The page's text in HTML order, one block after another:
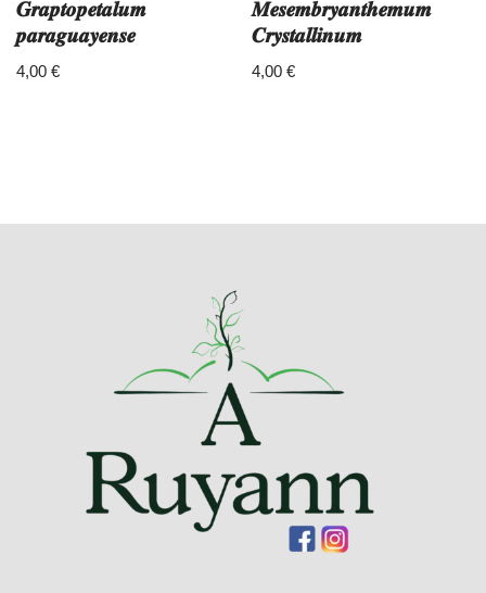
𝑮𝒓𝒂𝒑𝒕𝒐𝒑𝒆𝒕𝒂𝒍𝒖𝒎
𝒑𝒂𝒓𝒂𝒈𝒖𝒂𝒚𝒆𝒏𝒔𝒆
4,00 €
𝑴𝒆𝒔𝒆𝒎𝒃𝒓𝒚𝒂𝒏𝒕𝒉𝒆𝒎𝒖𝒎
𝑪𝒓𝒚𝒔𝒕𝒂𝒍𝒍𝒊𝒏𝒖𝒎
4,00€